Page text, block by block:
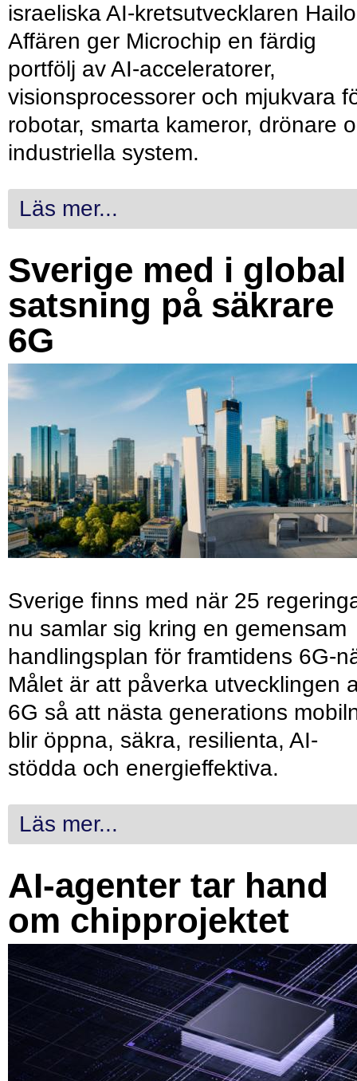
israeliska AI-kretsutvecklaren
Affären ger Microchip en färdig
portfölj av AI-acceleratorer,
visionsprocessorer och mjukvara
robotar, smarta kameror, drönare
industriella system.
Läs mer...
Sverige med i global
satsning på säkrare
6G
Sverige finns med när 25
nu samlar sig kring en gemensam
handlingsplan för framtidens 6G-
Målet är att påverka utvecklingen
6G så att nästa generations
blir öppna, säkra, resilienta, AI-
stödda och energieffektiva.
Läs mer...
AI-agenter tar hand
om chipprojektet